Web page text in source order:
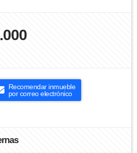
Recomendar inmueble
por correo electrónico